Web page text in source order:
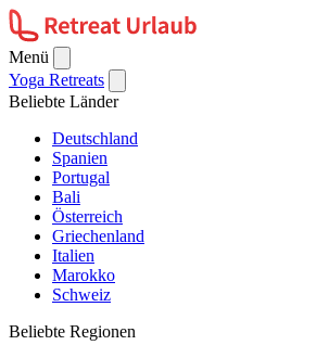
Menü
Yoga Retreats
Beliebte Länder
Deutschland
Spanien
Portugal
Bali
Österreich
Griechenland
Italien
Marokko
Schweiz
Beliebte Regionen